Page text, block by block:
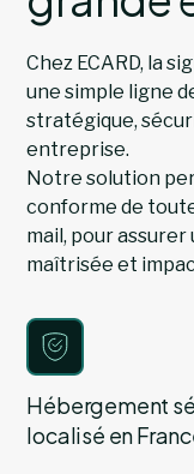
Chez ECARD, la
une simple ligne
stratégique,
entreprise.
Notre solution
conforme de
mail, pour
maîtrisée et
Hébergement
localisé en